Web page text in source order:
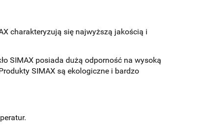
charakteryzują się najwyższą jakością i
SIMAX posiada dużą odporność na wysoką
SIMAX są ekologiczne i bardzo